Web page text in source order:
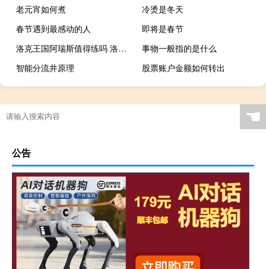
老元宵如何煮
冷烫是冬天
春节遇到最感动的人
即将是春节
洛克王国阿瑞斯值得练吗 洛克王国什么宠物值得练
事物一般指的是什么
智能分流井原理
股票账户金额如何转出
☚
公告